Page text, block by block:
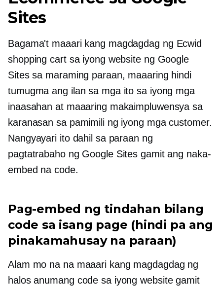
Sites
Bagama't maaari kang magdagdag ng Ecwid
shopping cart sa iyong website ng Google
Sites sa maraming paraan, maaaring hindi
tumugma ang ilan sa mga ito sa iyong mga
inaasahan at maaaring makaimpluwensya sa
karanasan sa pamimili ng iyong mga customer.
Nangyayari ito dahil sa paraan ng
pagtatrabaho ng Google Sites gamit ang naka-
embed na code.
Pag-embed ng tindahan bilang
code sa isang page (hindi pa ang
pinakamahusay na paraan)
Alam mo na na maaari kang magdagdag ng
halos anumang code sa iyong website gamit